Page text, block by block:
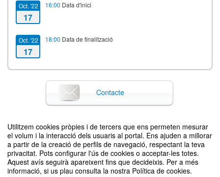
Utilitzem cookies pròpies i de tercers que ens permeten mesurar
el volum i la interacció dels usuaris al portal. Ens ajuden a millorar
a partir de la creació de perfils de navegació, respectant la teva
privacitat. Pots configurar l'ús de cookies o acceptar-les totes.
Aquest avís seguirà apareixent fins que decideixis. Per a més
informació, si us plau consulta la nostra Política de cookies.
Oct. '22
17
16:00 Data d'inici
Oct. '22
17
18:00 Data de finalització
Contacte
Difon el teu esdeveniment posant el codi següent en el teu lloc